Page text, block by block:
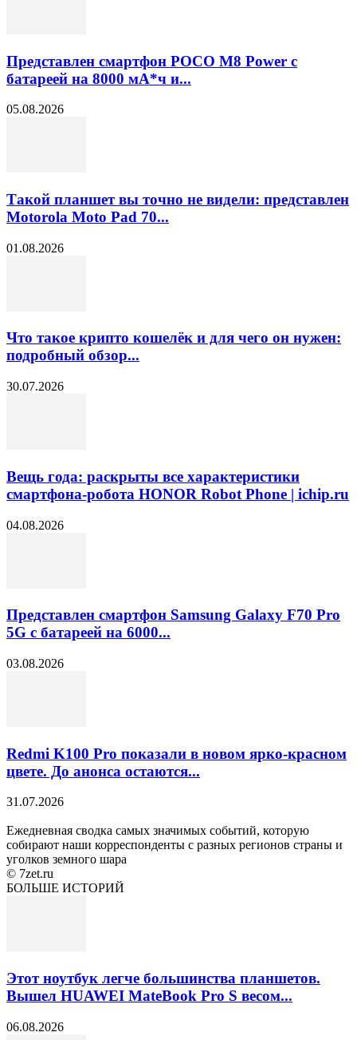
Представлен смартфон POCO M8 Power с
батареей на 8000 мА*ч и...
05.08.2026
Такой планшет вы точно не видели: представлен
Motorola Moto Pad 70...
01.08.2026
Что такое крипто кошелёк и для чего он нужен:
подробный обзор...
30.07.2026
Вещь года: раскрыты все характеристики
смартфона-робота HONOR Robot Phone | ichip.ru
04.08.2026
Представлен смартфон Samsung Galaxy F70 Pro
5G с батареей на 6000...
03.08.2026
Redmi K100 Pro показали в новом ярко-красном
цвете. До анонса остаются...
31.07.2026
Ежедневная сводка самых значимых событий, которую
собирают наши корреспонденты с разных регионов страны и
уголков земного шара
© 7zet.ru
БОЛЬШЕ ИСТОРИЙ
Этот ноутбук легче большинства планшетов.
Вышел HUAWEI MateBook Pro S весом...
06.08.2026